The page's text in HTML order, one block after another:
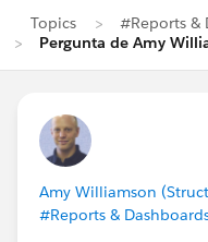
Topics
#Reports &
Pergunta de Amy
Amy Williamson
#Reports &